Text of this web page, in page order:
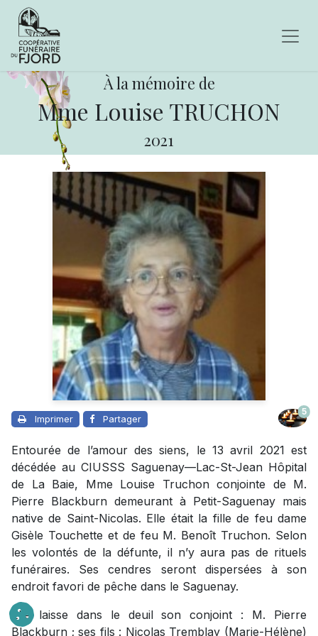
À la mémoire de
Mme Louise TRUCHON
2021
Imprimer Partager
5
Entourée de l’amour des siens, le 13 avril 2021 est
décédée au CIUSSS Saguenay—Lac-St-Jean Hôpital
de La Baie, Mme Louise Truchon conjointe de M.
Pierre Blackburn demeurant à Petit-Saguenay mais
native de Saint-Nicolas. Elle était la fille de feu dame
Gisèle Touchette et de feu M. Benoît Truchon. Selon
les volontés de la défunte, il n’y aura pas de rituels
funéraires. Ses cendres seront dispersées à son
endroit favori de pêche dans le Saguenay.
Elle laisse dans le deuil son conjoint : M. Pierre
Blackburn ; ses fils : Nicolas Tremblay (Marie-Hélène)